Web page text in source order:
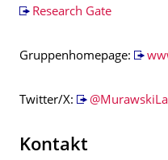
Research Gate
Gruppenhomepage:
Twitter/X:
Kontakt